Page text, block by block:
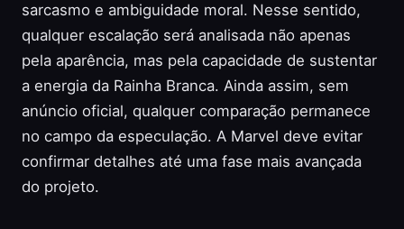
sarcasmo e ambiguidade moral. Nesse sentido,
qualquer escalação será analisada não apenas
pela aparência, mas pela capacidade de sustentar
a energia da Rainha Branca. Ainda assim, sem
anúncio oficial, qualquer comparação permanece
no campo da especulação. A Marvel deve evitar
confirmar detalhes até uma fase mais avançada
do projeto.